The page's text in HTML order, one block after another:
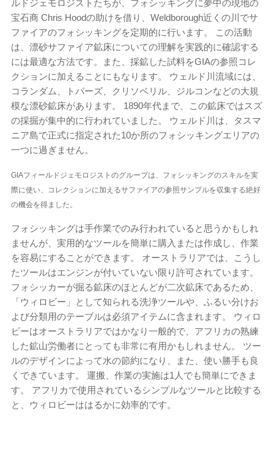
ルドジェモロジストたちが、フォシッキングに夢中の現地の
宝石商 Chris Hoodの助けを借り、Weldborough近くの川でサ
ファイアのフォシッキングを定期的に行います。 この活動
は、漂砂サファイア鉱床についての理解を実践的に確認する
には最適な方法です。また、採鉱した試料をGIAの参照コレ
クションに加えることにもなります。 ウェルド川流域には、
コランダム、トパーズ、クリソベリル、ジルコンなどの大規
模な漂砂鉱床があります。 1890年代まで、この鉱床ではスズ
の採掘が集中的に行われていました。 ウェルド川は、タスマ
ニア島で正式に指定された10か所のフォシッキングエリアの
一つに過ぎません。
GIAフィールドジェモロジストのグループは、フォシッキングのスキルを実
際に使い、コレクションに加えるサファイアの参照サンプルを収集する絶好
の機会を得ました。
フォシッキングは手作業でのみ行われていると思うかもしれ
ませんが、実用的なツールを簡単に購入または作成し、作業
を容易にすることができます。 オーストラリアでは、こうし
たツールはエンジンが付いていない限り許可されています。
フォシッカーが掘る鉱床のほとんどが二次鉱床であるため、
「ウィロビー」として知られる洗浄ツールや、ふるい分けお
よび分類用のテーブルは必須アイテムに含まれます。 ウィロ
ビーはオーストラリアではかなり一般的で、アフリカの熟練
した鉱山労働者にとっても非常に有用かもしれません。 ツー
ルのデザインによって水の節約になり、また、使い勝手も良
くできています。 運搬、作業の実施は1人でも簡単にできま
す。 アフリカで使用されているシンプルなツールと比較する
と、ウィロビーははるかに効率的です。